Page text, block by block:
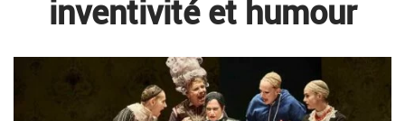
inventivité et humour